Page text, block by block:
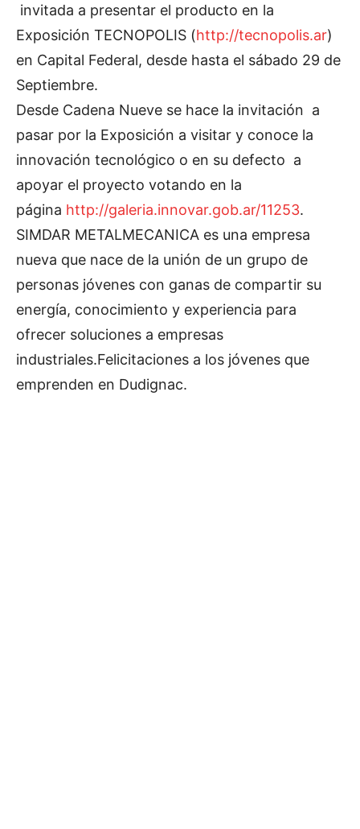
invitada a presentar el producto en la
Exposición TECNOPOLIS (http://tecnopolis.ar)
en Capital Federal, desde hasta el sábado 29 de
Septiembre.
Desde Cadena Nueve se hace la invitación a
pasar por la Exposición a visitar y conoce la
innovación tecnológico o en su defecto a
apoyar el proyecto votando en la
página http://galeria.innovar.gob.ar/11253.
SIMDAR METALMECANICA es una empresa
nueva que nace de la unión de un grupo de
personas jóvenes con ganas de compartir su
energía, conocimiento y experiencia para
ofrecer soluciones a empresas
industriales.Felicitaciones a los jóvenes que
emprenden en Dudignac.